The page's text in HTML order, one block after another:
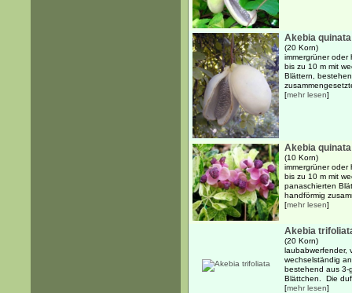
Akebia
(20 Korn)
immergrüner oder
bis zu 10 m mit
Blättern,
[mehr lesen]
Akebia quinata
(10 Korn)
immergrüner oder
bis zu 10 m mit
panaschierten
handförmig
[mehr lesen]
Akebia
(20 Korn)
laubabwerfender,
wechselständig
bestehend aus 3-
Blättchen. Die
[mehr lesen]